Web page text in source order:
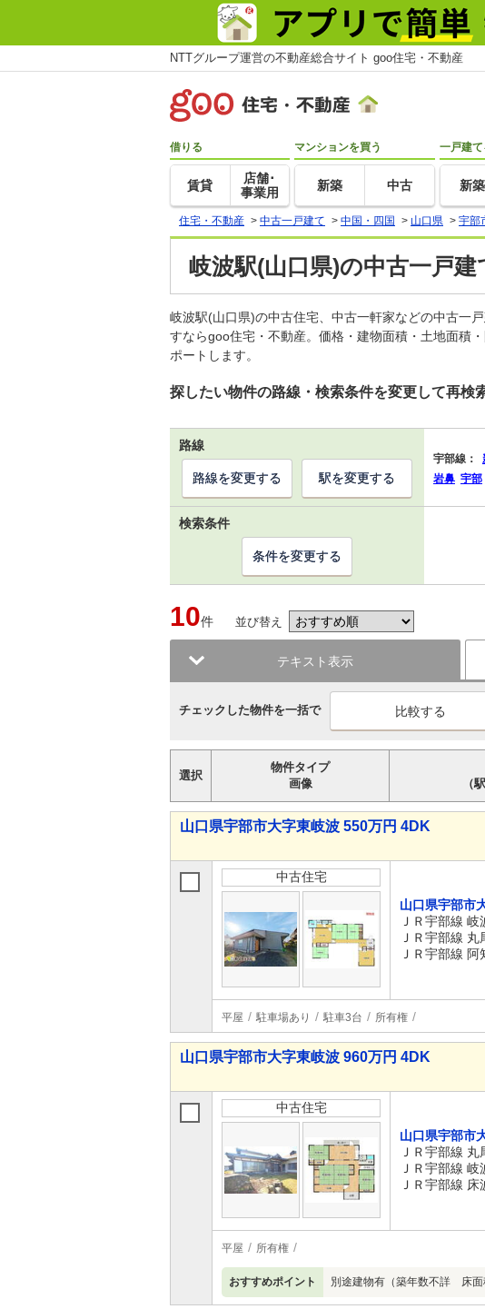
NTTグループ運営の不動産総合サイト goo住宅・不動産
借りる
賃貸
店舗･
事業用
マンションを買う
新築 中古
一戸建て
新築
住宅・不動産 > 中古一戸建て > 中国・四国 > 山口県 > 宇部
岐波駅(山口県)の中古一戸
岐波駅(山口県)の中古住宅、中古一軒家などの中古一
すならgoo住宅・不動産。価格・建物面積・土地面積
ポートします。
探したい物件の路線・検索条件を変更して再検
路線
宇部線：
岩鼻 宇部
路線を変更する 駅を変更する
検索条件
条件を変更する
10件 並び替え
テキスト表示
チェックした物件を一括で
選択
物件タイプ
画像
（
山口県宇部市大字東岐波 550万円 4DK
中古住宅
山口県宇部市
ＪＲ宇部線
ＪＲ宇部線
ＪＲ宇部線
平屋 駐車場あり 駐車3台 所有権
山口県宇部市大字東岐波 960万円 4DK
中古住宅
山口県宇部市
ＪＲ宇部線
ＪＲ宇部線
ＪＲ宇部線
平屋 所有権
おすすめポイント 別途建物有（築年数不詳 床